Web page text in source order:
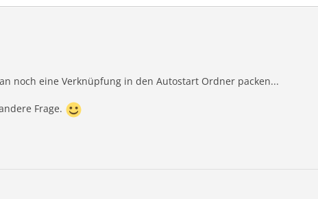
noch eine Verknüpfung in den Autostart Ordner packen...
Frage.